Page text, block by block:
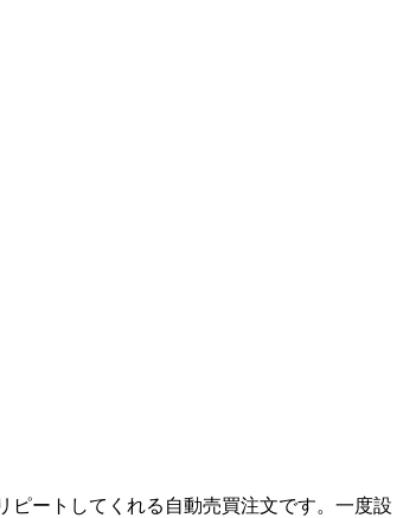
ピートしてくれる自動売買注文です。一度設